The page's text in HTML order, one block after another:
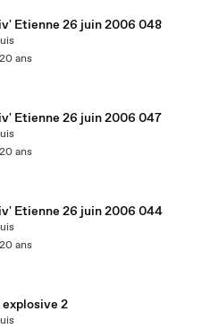
Etienne 26 juin 2006 048
ans
Etienne 26 juin 2006 047
ans
Etienne 26 juin 2006 044
ans
explosive 2